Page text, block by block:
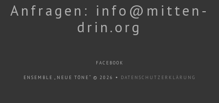
Anfragen: info@mitten-
drin.org
FACEBOOK
ENSEMBLE „NEUE TÖNE“ © 2026 • DATENSCHUTZERKLÄRUNG